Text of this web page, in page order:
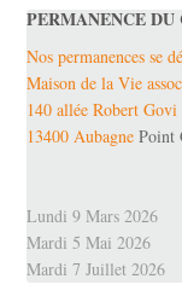
PERMANENCE DU
Nos permanences se
Maison de la Vie
140 allée Robert Govi
13400 AubagnePoint
Lundi 9 Mars 2026
Mardi 5 Mai 2026
Mardi 7 Juillet 2026